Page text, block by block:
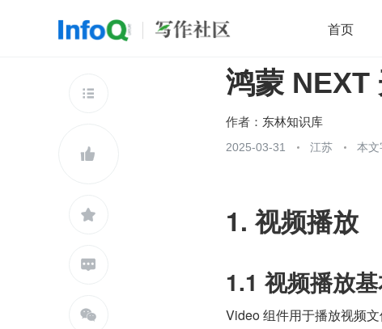
首页
开源 架构
团队管理
查看更多





鸿蒙 NEXT
作者： 东林知识库
2025-03-31 江苏 本
1. 视频播放
1.1 视频播放
Video 组件用于播放视频